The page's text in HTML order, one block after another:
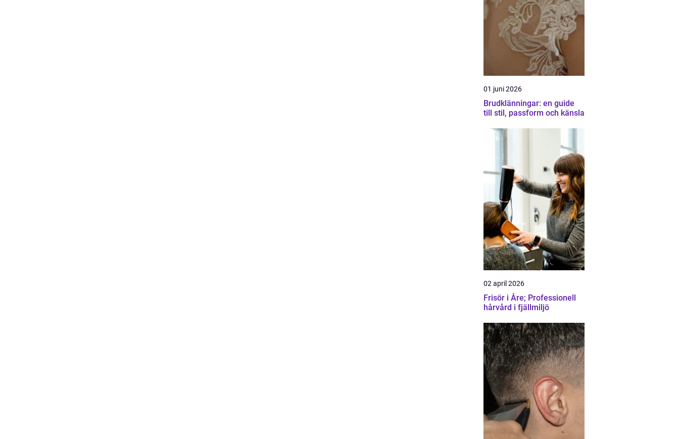
01 juni 2026
Brudklänningar: en guide
till stil, passform och känsla
02 april 2026
Frisör i Åre; Professionell
hårvård i fjällmiljö